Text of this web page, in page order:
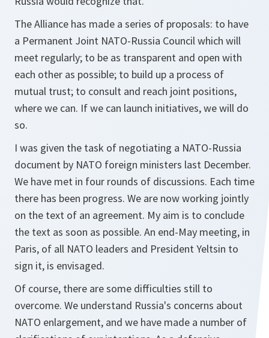
The Alliance has made a series of proposals: to have
a Permanent Joint NATO-Russia Council which will
meet regularly; to be as transparent and open with
each other as possible; to build up a process of
mutual trust; to consult and reach joint positions,
where we can. If we can launch initiatives, we will do
so.
I was given the task of negotiating a NATO-Russia
document by NATO foreign ministers last December.
We have met in four rounds of discussions. Each time
there has been progress. We are now working jointly
on the text of an agreement. My aim is to conclude
the text as soon as possible. An end-May meeting, in
Paris, of all NATO leaders and President Yeltsin to
sign it, is envisaged.
Of course, there are some difficulties still to
overcome. We understand Russia's concerns about
NATO enlargement, and we have made a number of